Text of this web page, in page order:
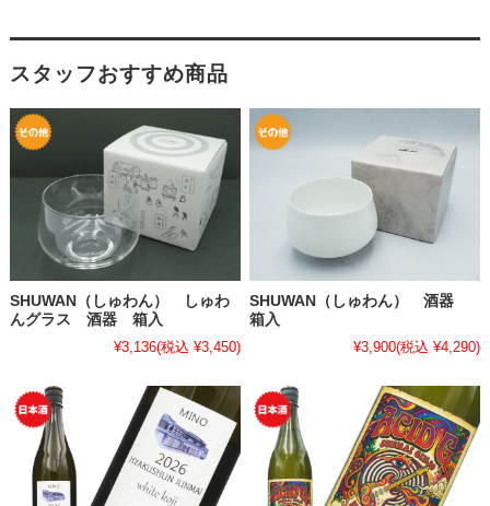
スタッフおすすめ商品
SHUWAN（しゅわん） しゅわ
んグラス 酒器 箱入
¥3,136(税込 ¥3,450)
SHUWAN（しゅわん） 酒器
箱入
¥3,900(税込 ¥4,290)